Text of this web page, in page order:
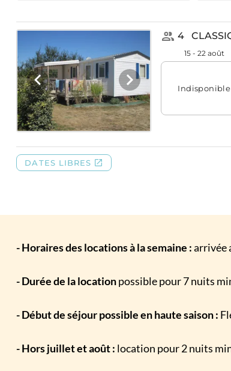
- Horaires des locations à la semaine :arrivée
- Durée de la locationpossible pour 7 nuits
- Début de séjour possible en haute saison :
- Hors juillet et août : location pour 2 nuits